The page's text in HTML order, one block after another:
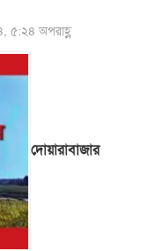
৫:২৪ অপরাহ্ণ
দোয়ারাবাজার